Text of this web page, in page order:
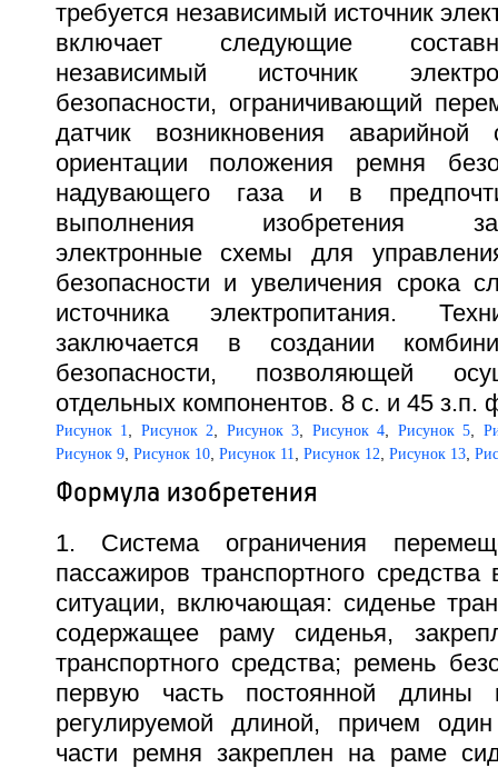
требуется независимый источник
включает следующие
независимый источник
безопасности, ограничивающий
датчик возникновения аварийной
ориентации положения ремня
надувающего газа и в
выполнения изобретения
электронные схемы для
безопасности и увеличения срока
источника электропитания.
заключается в создании
безопасности, позволяющей
отдельных компонентов. 8 с. и 45 з.п.
Рисунок 1 Рисунок 2 Рисунок 3 Рисунок 4 Рисунок 5
Рисунок 9, Рисунок 10, Рисунок 11 Рисунок 12 Рисунок 13,
Формула изобретения
1. Система ограничения
пассажиров транспортного
ситуации, включающая: сиденье
содержащее раму сиденья,
транспортного средства; ремень
первую часть постоянной
регулируемой длиной, причем
части ремня закреплен на раме